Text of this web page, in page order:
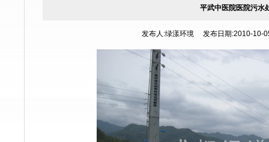
平武中医院医院污水
发布人:绿漾环境 发布日期:2010-10-